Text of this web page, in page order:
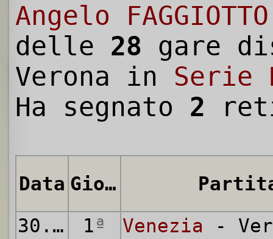
Angelo FAGGIOTTO
delle 28 gare
Verona in Serie
Ha segnato 2
Data Giornata
30.09.1934
1ª Venezia -